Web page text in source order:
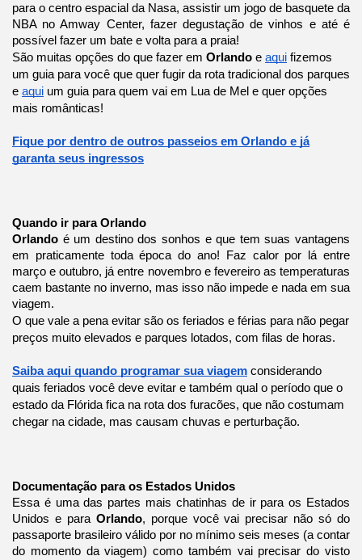
para o centro espacial da Nasa, assistir um jogo de basquete da
NBA no Amway Center, fazer degustação de vinhos e até é
possível fazer um bate e volta para a praia!
São muitas opções do que fazer em Orlando e aqui fizemos
um guia para você que quer fugir da rota tradicional dos parques
e aqui um guia para quem vai em Lua de Mel e quer opções
mais românticas!
Fique por dentro de outros passeios em Orlando e já
garanta seus ingressos
Quando ir para Orlando
Orlando é um destino dos sonhos e que tem suas vantagens
em praticamente toda época do ano! Faz calor por lá entre
março e outubro, já entre novembro e fevereiro as temperaturas
caem bastante no inverno, mas isso não impede e nada em sua
viagem.
O que vale a pena evitar são os feriados e férias para não pegar
preços muito elevados e parques lotados, com filas de horas.
Saiba aqui quando programar sua viagem considerando
quais feriados você deve evitar e também qual o período que o
estado da Flórida fica na rota dos furacões, que não costumam
chegar na cidade, mas causam chuvas e perturbação.
Documentação para os Estados Unidos
Essa é uma das partes mais chatinhas de ir para os Estados
Unidos e para Orlando, porque você vai precisar não só do
passaporte brasileiro válido por no mínimo seis meses (a contar
do momento da viagem) como também vai precisar do visto